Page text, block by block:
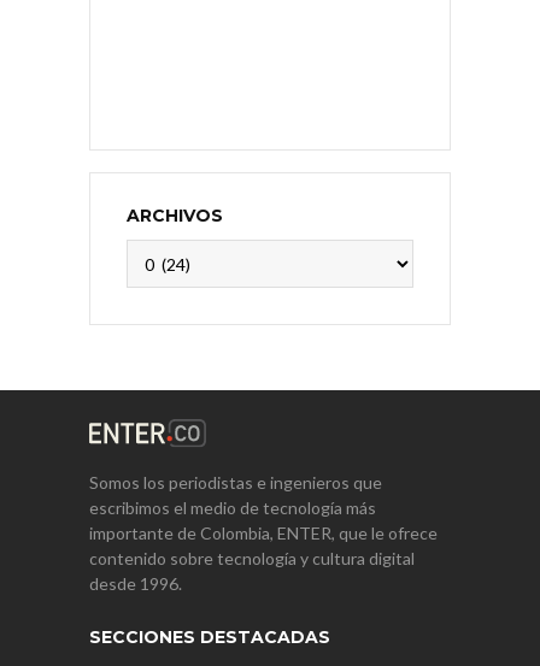
ARCHIVOS
Somos los periodistas e ingenieros que
escribimos el medio de tecnología más
importante de Colombia, ENTER, que le ofrece
contenido sobre tecnología y cultura digital
desde 1996.
SECCIONES DESTACADAS